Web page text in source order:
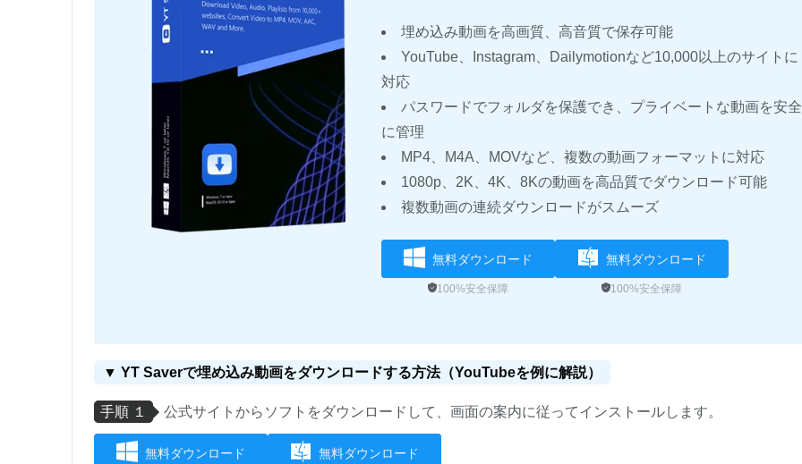
埋め込み動画を高画質、高音質で保存可能
YouTube、Instagram、Dailymotionなど10,000以上のサイトに
対応
パスワードでフォルダを保護でき、プライベートな動画を安全
に管理
MP4、M4A、MOVなど、複数の動画フォーマットに対応
1080p、2K、4K、8Kの動画を高品質でダウンロード可能
複数動画の連続ダウンロードがスムーズ
無料ダウンロード
100%安全保障
無料ダウンロード
100%安全保障
▼ YT Saverで埋め込み動画をダウンロードする方法（YouTubeを例に解説）
手順 １ 公式サイトからソフトをダウンロードして、画面の案内に従ってインストールします。
無料ダウンロード 無料ダウンロード